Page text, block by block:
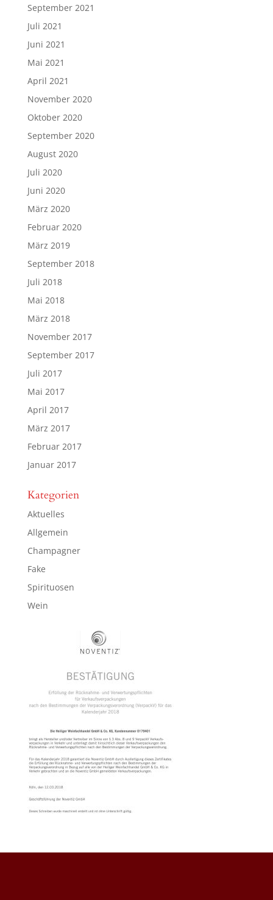
September 2021
Juli 2021
Juni 2021
Mai 2021
April 2021
November 2020
Oktober 2020
September 2020
August 2020
Juli 2020
Juni 2020
März 2020
Februar 2020
März 2019
September 2018
Juli 2018
Mai 2018
März 2018
November 2017
September 2017
Juli 2017
Mai 2017
April 2017
März 2017
Februar 2017
Januar 2017
Kategorien
Aktuelles
Allgemein
Champagner
Fake
Spirituosen
Wein